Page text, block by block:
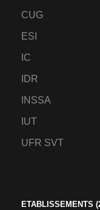
CUG
ESI
IC
IDR
INSSA
IUT
UFR SVT
ETABLISSEMENTS